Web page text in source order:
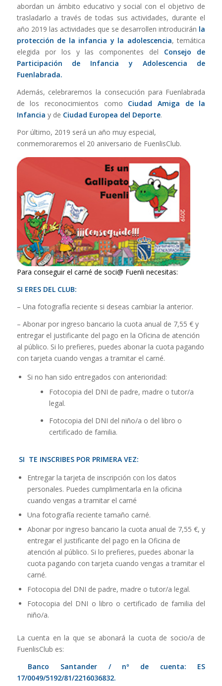
abordan un ámbito educativo y social con el objetivo de
trasladarlo a través de todas sus actividades, durante el
año 2019 las actividades que se desarrollen introducirán la
protección de la infancia y la adolescencia, temática
elegida por los y las componentes del Consejo de
Participación de Infancia y Adolescencia de
Fuenlabrada.
Además, celebraremos la consecución para Fuenlabrada
de los reconocimientos como Ciudad Amiga de la
Infancia y de Ciudad Europea del Deporte.
Por último, 2019 será un año muy especial,
conmemoraremos el 20 aniversario de FuenlisClub.
Para conseguir el carné de soci@ Fuenli necesitas:
SI ERES DEL CLUB:
– Una fotografía reciente si deseas cambiar la anterior.
– Abonar por ingreso bancario la cuota anual de 7,55 € y
entregar el justificante del pago en la Oficina de atención
al público. Si lo prefieres, puedes abonar la cuota pagando
con tarjeta cuando vengas a tramitar el carné.
Si no han sido entregados con anterioridad:
Fotocopia del DNI de padre, madre o tutor/a
legal.
Fotocopia del DNI del niño/a o del libro o
certificado de familia.
SI TE INSCRIBES POR PRIMERA VEZ:
Entregar la tarjeta de inscripción con los datos
personales. Puedes cumplimentarla en la oficina
cuando vengas a tramitar el carné
Una fotografía reciente tamaño carné.
Abonar por ingreso bancario la cuota anual de 7,55 €, y
entregar el justificante del pago en la Oficina de
atención al público. Si lo prefieres, puedes abonar la
cuota pagando con tarjeta cuando vengas a tramitar el
carné.
Fotocopia del DNI de padre, madre o tutor/a legal.
Fotocopia del DNI o libro o certificado de familia del
niño/a.
La cuenta en la que se abonará la cuota de socio/a de
FuenlisClub es:
Banco Santander / nº de cuenta: ES
17/0049/5192/81/2216036832.